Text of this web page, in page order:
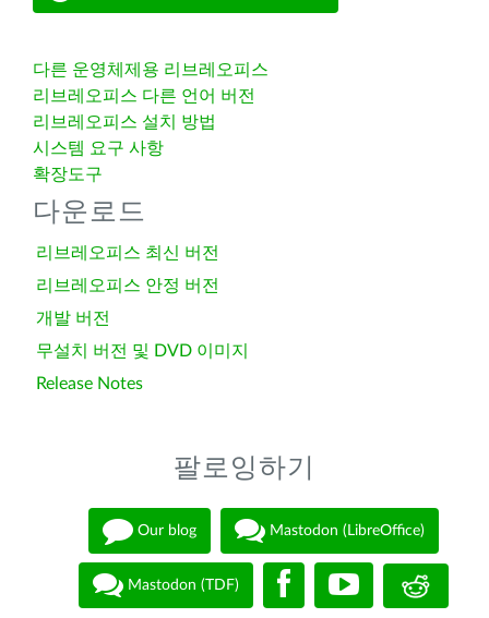
다른 운영체제용 리브레오피스
리브레오피스 다른 언어 버전
리브레오피스 설치 방법
시스템 요구 사항
확장도구
다운로드
리브레오피스 최신 버전
리브레오피스 안정 버전
개발 버전
무설치 버전 및 DVD 이미지
Release Notes
팔로잉하기
Our blog Mastodon (LibreOffice)
Mastodon (TDF)